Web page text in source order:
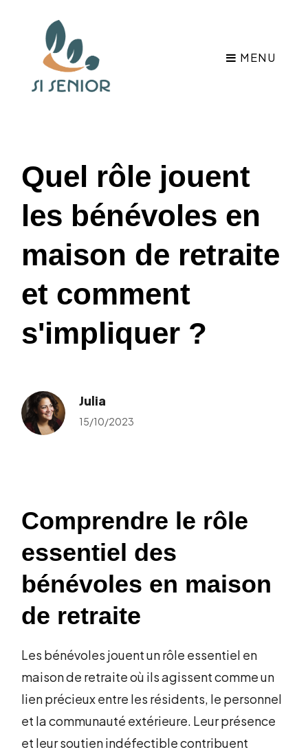
MENU
Quel rôle jouent
les bénévoles en
maison de retraite
et comment
s'impliquer ?
Julia
15/10/2023
Comprendre le rôle
essentiel des
bénévoles en maison
de retraite
Les bénévoles jouent un rôle essentiel en
maison de retraite où ils agissent comme un
lien précieux entre les résidents, le personnel
et la communauté extérieure. Leur présence
et leur soutien indéfectible contribuent